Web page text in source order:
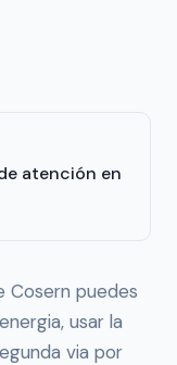
atención en
Cosern puedes
usar la
via por